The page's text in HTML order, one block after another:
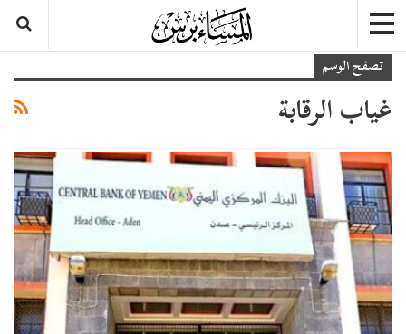
تصفح الوسم
غياب الرقابة